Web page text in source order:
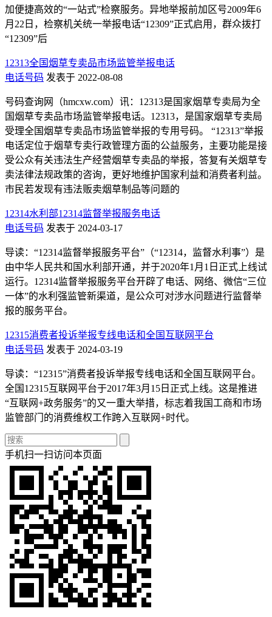
加便捷高效的“一站式”检察服务。异地举报前加区号2009年6
月22日，检察机关统一举报电话“12309”正式启用，群众拨打
“12309”后
12313全国烟草专卖品市场监管举报电话
电话号码 发表于 2022-08-08
号码查询网（hmcxw.com）讯：12313是国家烟草专卖局为全
国烟草专卖品市场监管举报电话。12313，是国家烟草专卖局
受理全国烟草专卖品市场监管举报的专用号码。 “12313”举报
电话定位于烟草专卖行政管理方面的公益服务，主要功能是接
受公众有关违法生产经营烟草专卖品的举报，答复有关烟草专
卖法律法规政策的咨询，更好地维护国家利益和消费者利益。
市民若发现有违法贩卖烟草制品等问题的
12314水利部12314监督举报服务电话
电话号码 发表于 2024-03-17
导读：“12314监督举报服务平台”（“12314，监督水利事”）是
由中华人民共和国水利部开通，并于2020年1月1日正式上线试
运行。12314监督举报服务平台开辟了电话、网络、微信“三位
一体”的水利强监管新渠道，是公众可对涉水问题进行监督举
报的服务平台。
12315消费者投诉举报专线电话和全国互联网平台
电话号码 发表于 2024-03-19
导读：“12315”消费者投诉举报专线电话和全国互联网平台。
全国12315互联网平台于2017年3月15日正式上线。这是推进
“互联网+政务服务”的又一重大举措，标志着我国工商和市场
监管部门的消费维权工作跨入互联网+时代。
手机扫一扫访问本页面